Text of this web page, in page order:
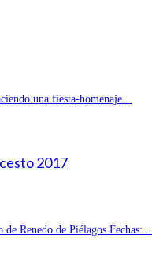
una fiesta-homenaje...
2017
Renedo de Piélagos Fechas:...